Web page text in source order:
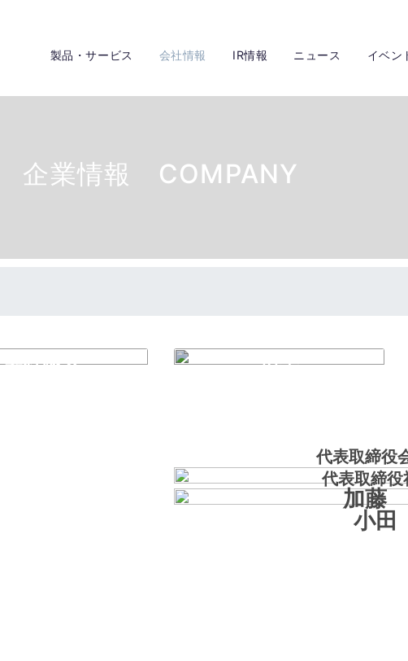
製品・サービス 会社情報 IR情報 ニュース イベン
企業情報 COMPANY
会社概要 沿革
代表取締役
加藤
代表取締
小